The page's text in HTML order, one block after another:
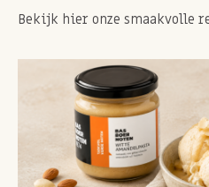
beetje psyllium vezels
meer romige en
geeft je een
Allergenen:
Bekijk hier onze smaakvolle